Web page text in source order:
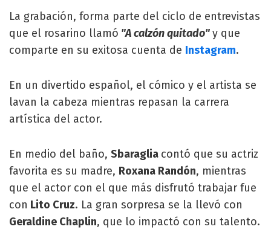
La grabación, forma parte del ciclo de entrevistas
que el rosarino llamó "A calzón quitado"y que
comparte en su exitosa cuenta de Instagram.
En un divertido español, el cómico y el artista se
lavan la cabeza mientras repasan la carrera
artística del actor.
En medio del baño, Sbaraglia contó que su actriz
favorita es su madre, Roxana Randón, mientras
que el actor con el que más disfrutó trabajar fue
con Lito Cruz. La gran sorpresa se la llevó con
Geraldine Chaplin, que lo impactó con su talento.